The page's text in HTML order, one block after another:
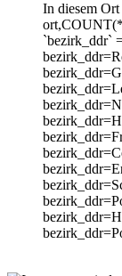
In diesem
`bezirk_ddr`